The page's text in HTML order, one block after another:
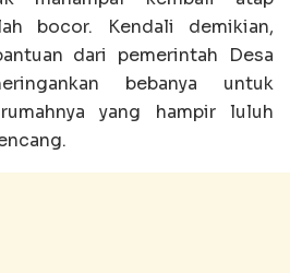
bocor. Kendali demikian,
dari pemerintah Desa
bebanya untuk
yang hampir luluh